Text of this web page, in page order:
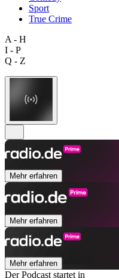
Sport
True Crime
A - H
I - P
Q - Z
Mehr erfahren
Mehr erfahren
Mehr erfahren
Der Podcast startet in